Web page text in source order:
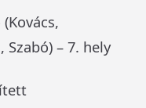
– 7. hely